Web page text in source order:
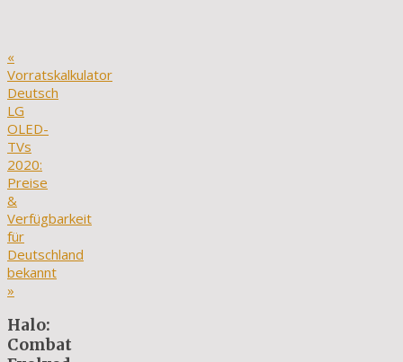
«
Vorratskalkulator
Deutsch
LG
OLED-
TVs
2020:
Preise
&
Verfügbarkeit
für
Deutschland
bekannt
»
Halo:
Combat